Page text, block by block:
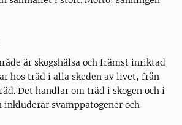
är skogshälsa och främst inriktad
hos träd i alla skeden av livet, från
Det handlar om träd i skogen och i
inkluderar svamppatogener och